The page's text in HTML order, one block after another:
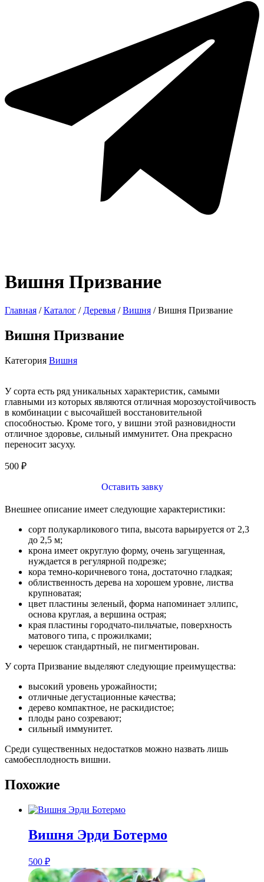
Вишня Призвание
Главная /Каталог / Деревья /Вишня / Вишня Призвание
Вишня Призвание
Категория Вишня
У сорта есть ряд уникальных характеристик, самыми
главными из которых являются отличная морозоустойчивость
в комбинации с высочайшей восстановительной
способностью. Кроме того, у вишни этой разновидности
отличное здоровье, сильный иммунитет. Она прекрасно
переносит засуху.
500 ₽
Оставить завку
Внешнее описание имеет следующие характеристики:
сорт полукарликового типа, высота варьируется от 2,3
до 2,5 м;
крона имеет округлую форму, очень загущенная,
нуждается в регулярной подрезке;
кора темно-коричневого тона, достаточно гладкая;
облиственность дерева на хорошем уровне, листва
крупноватая;
цвет пластины зеленый, форма напоминает эллипс,
основа круглая, а вершина острая;
края пластины городчато-пильчатые, поверхность
матового типа, с прожилками;
черешок стандартный, не пигментирован.
У сорта Призвание выделяют следующие преимущества:
высокий уровень урожайности;
отличные дегустационные качества;
дерево компактное, не раскидистое;
плоды рано созревают;
сильный иммунитет.
Среди существенных недостатков можно назвать лишь
самобесплодность вишни.
Похожие
Вишня Эрди Ботермо
500 ₽